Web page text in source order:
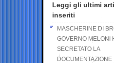
Leggi gli ultimi
inseriti
MASCHERINE DI
GOVERNO MELONI
SECRETATO LA
DOCUMENTAZIONE